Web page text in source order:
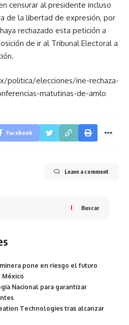
censurar al presidente incluso
de la libertad de expresión, por
rechazado esta petición a
de ir al Tribunal Electoral a
politica/elecciones/ine-rechaza-
matutinas-de-amlo
Facebook
Leave a comment
Buscar
pone en riesgo el futuro
Nacional para garantizar
Technologies tras alcanzar